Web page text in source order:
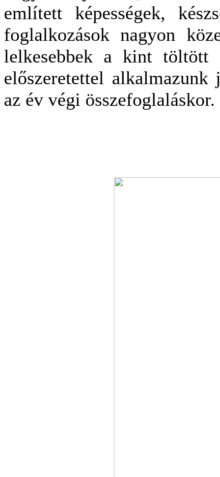
említett képességek,
foglalkozások nagyon
lelkesebbek a kint töltött
előszeretettel
az év végi összefoglaláskor.